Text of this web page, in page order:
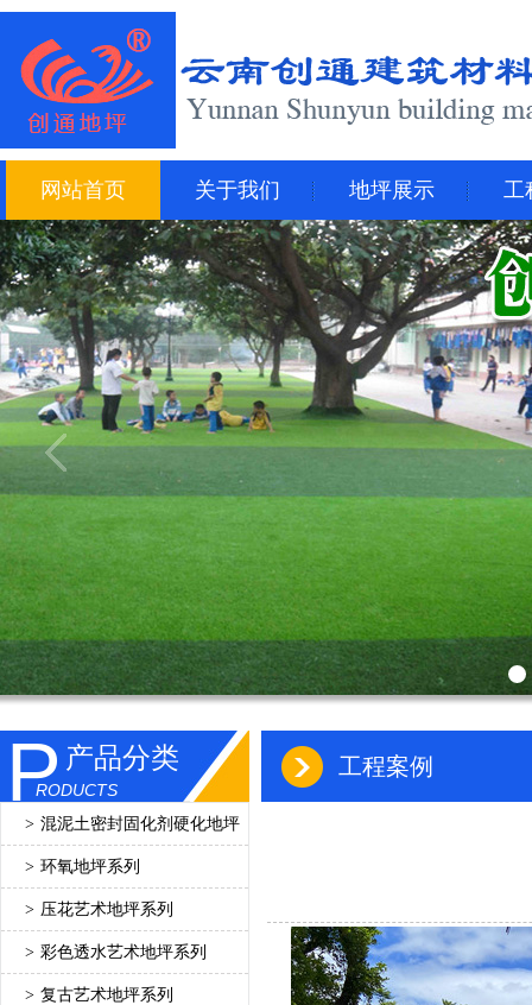
网站首页 关于我们 地坪展示 工
P产品分类
RODUCTS
> 混泥土密封固化剂硬化地坪
> 环氧地坪系列
> 压花艺术地坪系列
> 彩色透水艺术地坪系列
> 复古艺术地坪系列
工程案例